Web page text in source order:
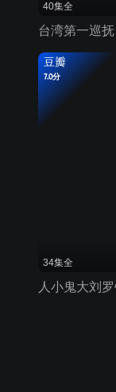
40集全
台湾第一巡抚
豆瓣
7.0分
34集全
人小鬼大刘